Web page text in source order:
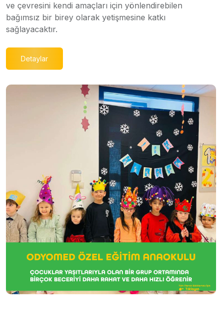
ve çevresini kendi amaçları için yönlendirebilen
bağımsız bir birey olarak yetişmesine katkı
sağlayacaktır.
Detaylar